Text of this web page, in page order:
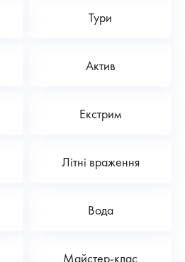
Тури
Актив
Екстрим
Літні враження
Вода
Майстер-клас